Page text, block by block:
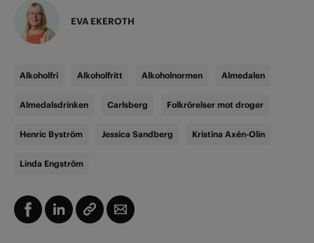
EVA EKEROTH
Alkoholfri Alkoholfritt Alkoholnormen Almedalen
Almedalsdrinken Carlsberg Folkrörelser mot droger
Henric Byström Jessica Sandberg Kristina Axén-Olin
Linda Engström